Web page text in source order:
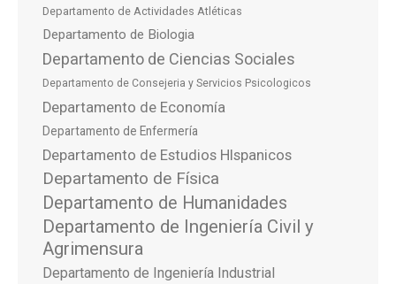
Departamento de Actividades Atléticas
Departamento de Biologia
Departamento de Ciencias Sociales
Departamento de Consejeria y Servicios Psicologicos
Departamento de Economía
Departamento de Enfermería
Departamento de Estudios HIspanicos
Departamento de Física
Departamento de Humanidades
Departamento de Ingeniería Civil y
Agrimensura
Departamento de Ingeniería Industrial